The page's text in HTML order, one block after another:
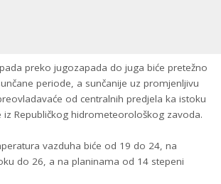
preko jugozapada do juga biće pretežno
periode, a sunčanije uz promjenljivu
od centralnih predjela ka istoku
iz Republičkog hidrometeorološkog zavoda.
vazduha biće od 19 do 24, na
do 26, a na planinama od 14 stepeni